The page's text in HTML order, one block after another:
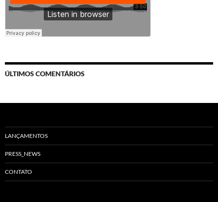
ÚLTIMOS COMENTÁRIOS
LANÇAMENTOS
PRESS_NEWS
CONTATO